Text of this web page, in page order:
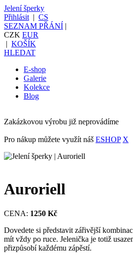
Jelení šperky
Přihlásit | CS
SEZNAM PŘÁNÍ |
CZK EUR
| KOŠÍK
HLEDAT
E-shop
Galerie
Kolekce
Blog
Zakázkovou výrobu již neprovádíme
Pro nákup můžete využít náš ESHOP X
Auroriell
CENA: 1250 Kč
Dovedete si představit zářivější
mít vždy po ruce. Jelenička je totiž
přizpůsobí každému zápěstí.